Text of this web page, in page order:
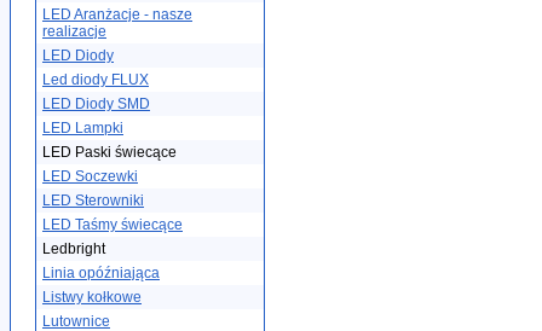
LED Aranżacje - nasze
realizacje
LED Diody
Led diody FLUX
LED Diody SMD
LED Lampki
LED Paski świecące
LED Soczewki
LED Sterowniki
LED Taśmy świecące
Ledbright
Linia opóźniająca
Listwy kołkowe
Lutownice